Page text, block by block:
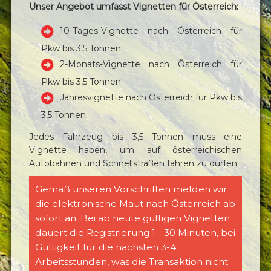
Unser Angebot umfasst Vignetten für Österreich:
10-Tages-Vignette nach Österreich für
Pkw bis 3,5 Tonnen
2-Monats-Vignette nach Österreich für
Pkw bis 3,5 Tonnen
Jahresvignette nach Österreich für Pkw bis
3,5 Tonnen
Jedes Fahrzeug bis 3,5 Tonnen muss eine
Vignette haben, um auf österreichischen
Autobahnen und Schnellstraßen fahren zu dürfen.
Gemäß unseren Vorschriften melden wir
die elektronische Maut nach Österreich ab
sofort an. Bei ab heute gültigen Vignetten
dauert die Registrierung 1 - 30 Minuten, bei
Gültigkeit für die nächsten 3-4
Arbeitsstunden, was die Transaktion nicht